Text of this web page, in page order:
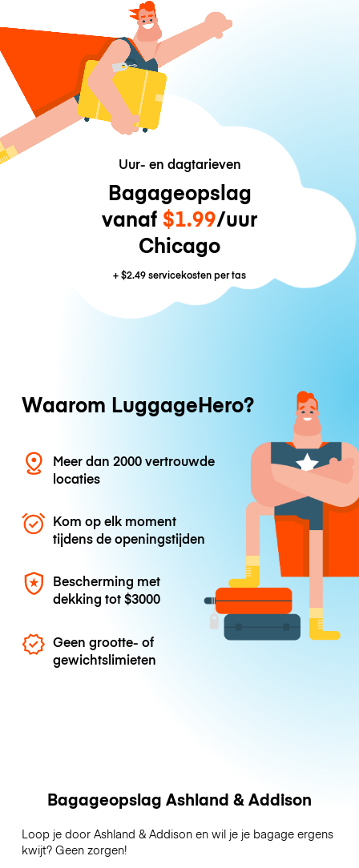
Uur- en dagtarieven
Bagageopslag
vanaf $1.99/uur
Chicago
+$2.49servicekosten per tas
Waarom LuggageHero?
Meer dan 2000 vertrouwde
locaties
Kom op elk moment
tijdens de openingstijden
Bescherming met
dekking tot$3000
Geen grootte- of
gewichtslimieten
Bagageopslag Ashland & Addison
Loop je door Ashland & Addison en wil je je bagage ergens
kwijt? Geen zorgen!